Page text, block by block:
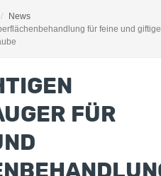
News
für feine und giftige
FÜR